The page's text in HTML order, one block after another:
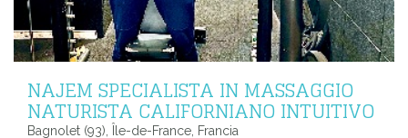
NAJEM SPECIALISTA IN MASSAGGIO
NATURISTA CALIFORNIANO INTUITIVO
Bagnolet (93), Île-de-France, Francia